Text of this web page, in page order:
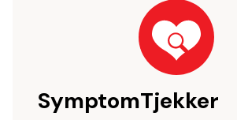
SymptomTjekker